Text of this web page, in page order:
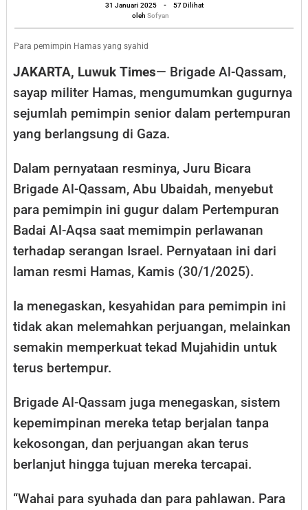
Syahid,
Abu
Tak
Melemahkan
Perjuangan
31 Januari 2025
oleh
Sofyan
-
57 Dilihat
oleh Sofyan
Para pemimpin Hamas yang syahid
JAKARTA, Luwuk Times— Brigade Al-Qassam,
sayap militer Hamas, mengumumkan gugurnya
sejumlah pemimpin senior dalam pertempuran
yang berlangsung di Gaza.
Dalam pernyataan resminya, Juru Bicara
Brigade Al-Qassam, Abu Ubaidah, menyebut
para pemimpin ini gugur dalam Pertempuran
Badai Al-Aqsa saat memimpin perlawanan
terhadap serangan Israel. Pernyataan ini dari
laman resmi Hamas, Kamis (30/1/2025).
Ia menegaskan, kesyahidan para pemimpin ini
tidak akan melemahkan perjuangan, melainkan
semakin memperkuat tekad Mujahidin untuk
terus bertempur.
Brigade Al-Qassam juga menegaskan, sistem
kepemimpinan mereka tetap berjalan tanpa
kekosongan, dan perjuangan akan terus
berlanjut hingga tujuan mereka tercapai.
“Wahai para syuhada dan para pahlawan. Para